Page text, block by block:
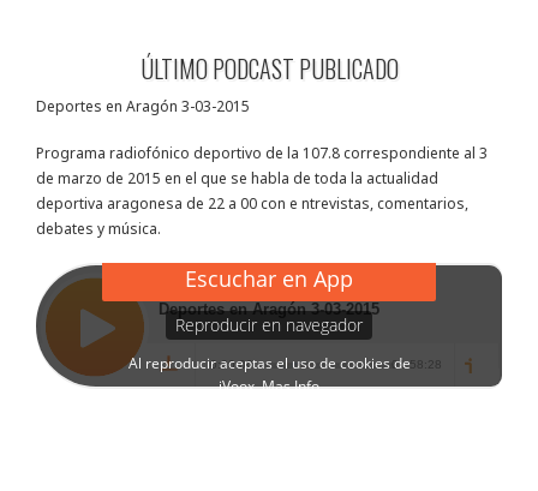
ÚLTIMO PODCAST PUBLICADO
Deportes en Aragón 3-03-2015
Programa radiofónico deportivo de la 107.8 correspondiente al 3
de marzo de 2015 en el que se habla de toda la actualidad
deportiva aragonesa de 22 a 00 con e ntrevistas, comentarios,
debates y música.